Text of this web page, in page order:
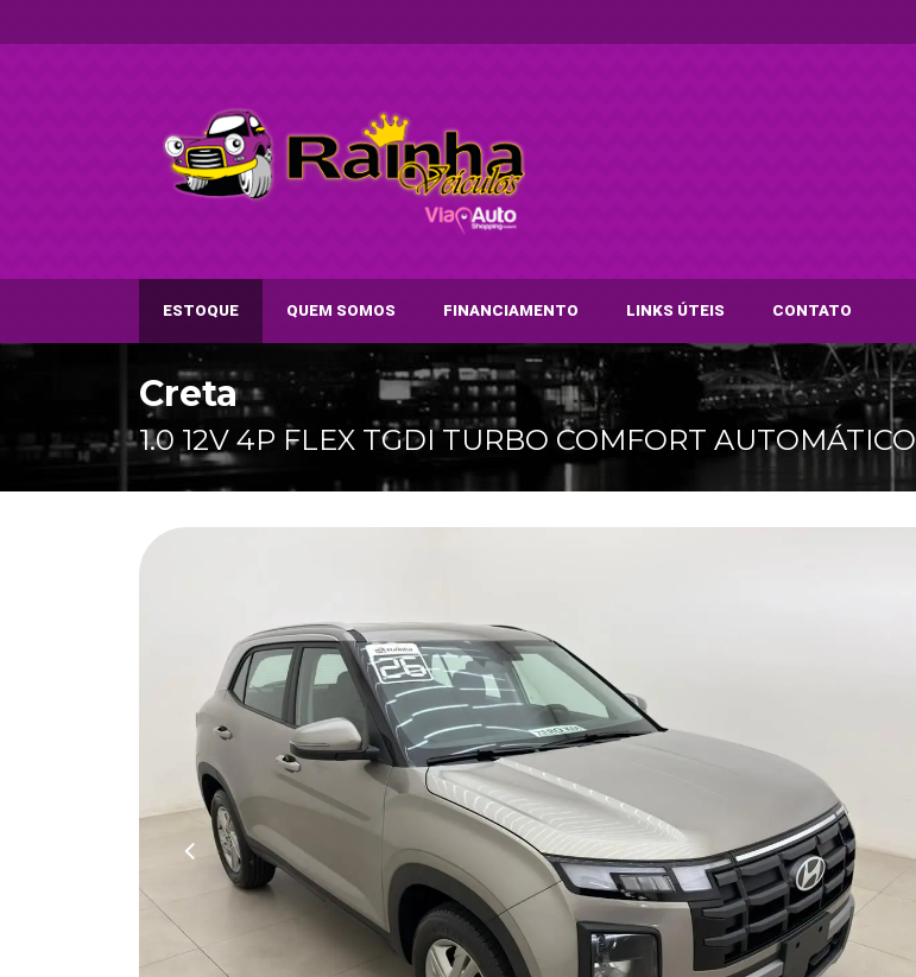
ESTOQUE QUEM SOMOS FINANCIAMENTO LINKS ÚTEIS CONTATO
Creta
1.0 12V 4P FLEX TGDI TURBO COMFORT AUTOMÁTICO